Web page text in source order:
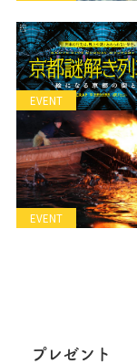
EVENT
EVENT
プレゼント